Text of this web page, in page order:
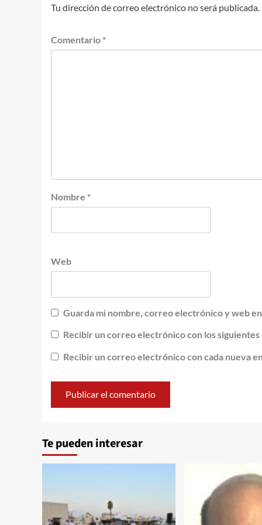
Tu dirección de correo electrónico no será publicada.
Comentario *
Nombre *
Web
Guarda mi nombre, correo electrónico y web
Recibir un correo electrónico con los
Recibir un correo electrónico con cada nueva
Te pueden interesar